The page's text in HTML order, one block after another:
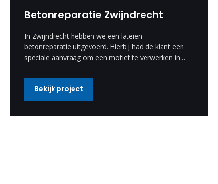
Betonreparatie Zwijndrecht
In Zwijndrecht hebben we een lateien
betonreparatie uitgevoerd. Hierbij had de klant een
speciale aanvraag om een motief te verwerken in
uitgevoerd en is een enorm mooi resultaat
geworden.
Bekijk project